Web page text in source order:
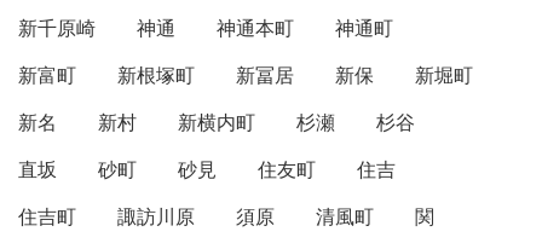
新千原崎
神通 神通本町
神通町
新富町
新根塚町 新冨居 新保
新堀町
新名
新村 新横内町 杉瀬
杉谷
直坂
砂町 砂見 住友町
住吉
住吉町
諏訪川原 須原 清風町
関